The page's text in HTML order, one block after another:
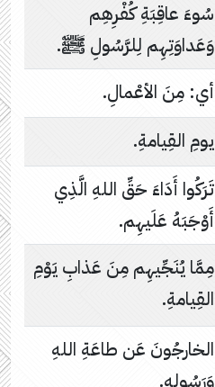
سُوءَ عاقِبَةِ كُفْرِهِم
وَعَداوَتِهِم لِلرَّسُولِ ﷺ.
أي: مِنَ الأعْمالِ.
يومِ القِيامةِ.
تَرَكُوا أَدَاءَ حَقِّ اللهِ الَّذِي
أَوْجَبَهُ عَلَيهِم.
مِمَّا يُنَجِّيهِم مِنَ عَذابِ يَوْمِ
القِيامةِ.
الخارجُونَ عَن طاعَةِ اللهِ
وَرَسُولِهِ.